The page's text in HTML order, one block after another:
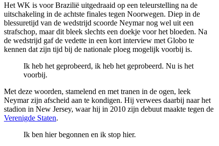
Het WK is voor Brazilië uitgedraaid op een teleurstelling na de
uitschakeling in de achtste finales tegen Noorwegen. Diep in de
blessuretijd van de wedstrijd scoorde Neymar nog wel uit een
strafschop, maar dit bleek slechts een doekje voor het bloeden. Na
de wedstrijd gaf de vedette in een kort interview met Globo te
kennen dat zijn tijd bij de nationale ploeg mogelijk voorbij is.
Ik heb het geprobeerd, ik heb het geprobeerd. Nu is het
voorbij.
Met deze woorden, stamelend en met tranen in de ogen, leek
Neymar zijn afscheid aan te kondigen. Hij verwees daarbij naar het
stadion in New Jersey, waar hij in 2010 zijn debuut maakte tegen de
Verenigde Staten.
Ik ben hier begonnen en ik stop hier.